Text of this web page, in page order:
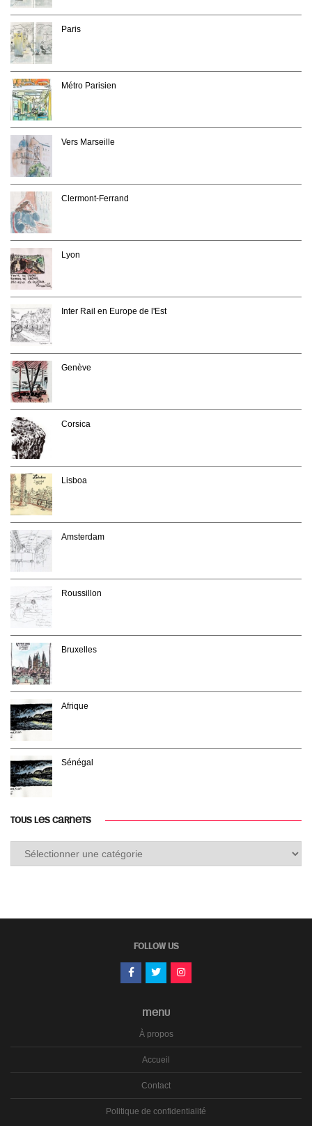
Paris
Métro Parisien
Vers Marseille
Clermont-Ferrand
Lyon
Inter Rail en Europe de l'Est
Genève
Corsica
Lisboa
Amsterdam
Roussillon
Bruxelles
Afrique
Sénégal
TOUS LES CARNETS
FOLLOW US
MENU
À propos
Accueil
Contact
Politique de confidentialité